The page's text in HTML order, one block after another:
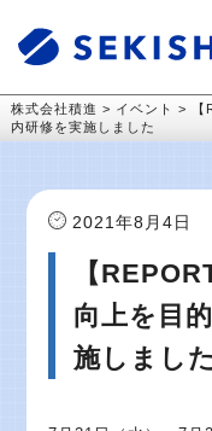
株式会社積進 > イベント >
内研修を実施しました
2021年8月4日
【
向上を目
施しました